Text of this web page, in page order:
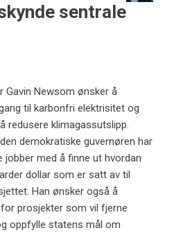
sentrale
Gavin Newsom ønsker å
til karbonfri elektrisitet og
redusere klimagassutslipp.
demokratiske guvernøren har
jobber med å finne ut hvordan
dollar som er satt av til
Han ønsker også å
prosjekter som vil fjerne
oppfylle statens mål om